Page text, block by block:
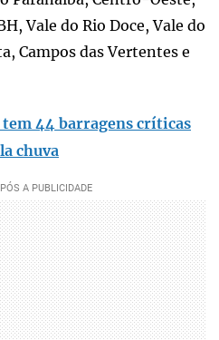
Vale do Rio Doce, Vale do
Campos das Vertentes e
tem 44 barragens críticas
chuva